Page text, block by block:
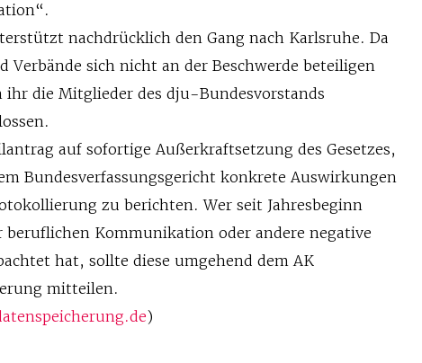
nachdrücklich den Gang nach Karlsruhe. Da
Verbände sich nicht an der Beschwerde beteiligen
ihr die Mitglieder des dju-Bundesvorstands
auf sofortige Außerkraftsetzung des Gesetzes,
Bundesverfassungsgericht konkrete Auswirkungen
zu berichten. Wer seit Jahresbeginn
beruflichen Kommunikation oder andere negative
hat, sollte diese umgehend dem AK
mitteilen.
)